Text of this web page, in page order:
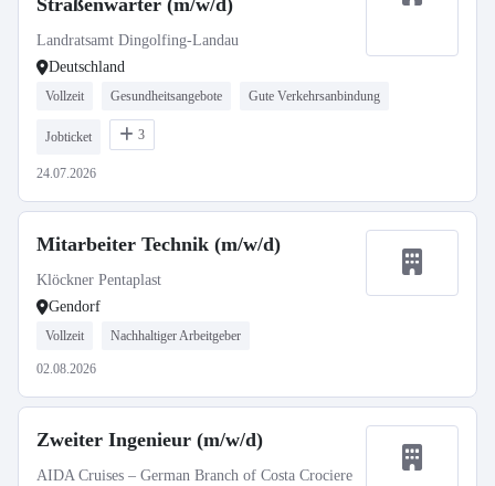
Straßenwärter (m/w/d)
Landratsamt Dingolfing-Landau
Deutschland
Vollzeit Gesundheitsangebote Gute Verkehrsanbindung
Jobticket 3
24.07.2026
Mitarbeiter Technik (m/w/d)
Klöckner Pentaplast
Gendorf
Vollzeit Nachhaltiger Arbeitgeber
02.08.2026
Zweiter Ingenieur (m/w/d)
AIDA Cruises – German Branch of Costa Crociere